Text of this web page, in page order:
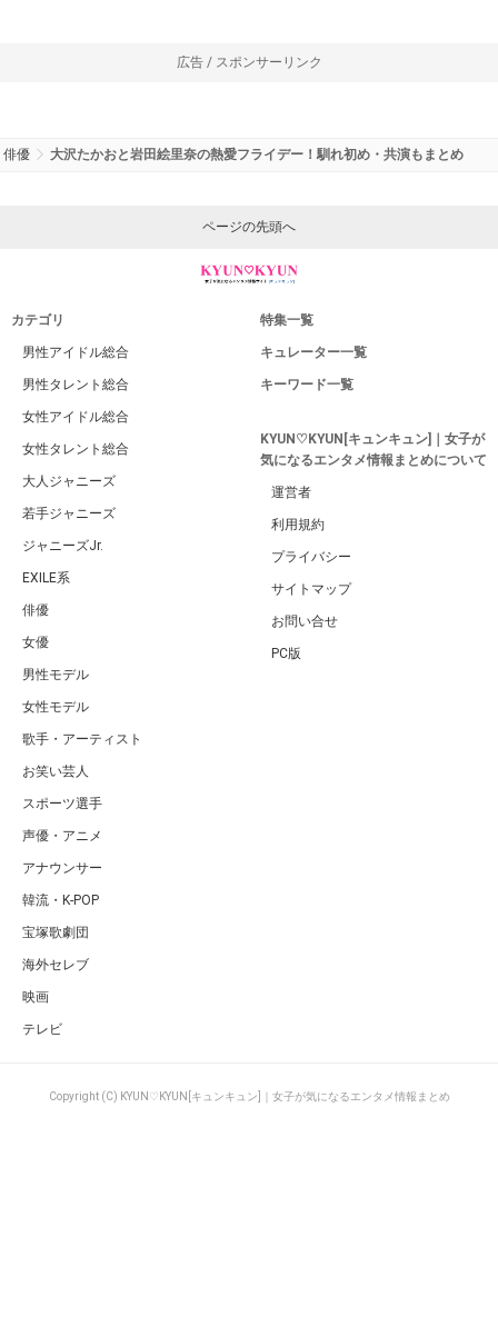
広告 / スポンサーリンク
俳優 大沢たかおと岩田絵里奈の熱愛フライデー！馴れ初め・共演もまとめ
ページの先頭へ
カテゴリ
男性アイドル総合
男性タレント総合
女性アイドル総合
女性タレント総合
大人ジャニーズ
若手ジャニーズ
ジャニーズJr.
EXILE系
俳優
女優
男性モデル
女性モデル
歌手・アーティスト
お笑い芸人
スポーツ選手
声優・アニメ
アナウンサー
韓流・K-POP
宝塚歌劇団
海外セレブ
映画
テレビ
特集一覧
キュレーター一覧
キーワード一覧
KYUN♡KYUN[キュンキュン]｜女子が
気になるエンタメ情報まとめについて
運営者
利用規約
プライバシー
サイトマップ
お問い合せ
PC版
Copyright (C) KYUN♡KYUN[キュンキュン]｜女子が気になるエンタメ情報まとめ